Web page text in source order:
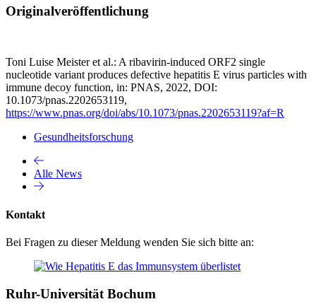
Originalveröffentlichung
Toni Luise Meister et al.: A ribavirin-induced ORF2 single
nucleotide variant produces defective hepatitis E virus particles with
immune decoy function, in: PNAS, 2022, DOI:
10.1073/pnas.2202653119,
https://www.pnas.org/doi/abs/10.1073/pnas.2202653119?af=R
Gesundheitsforschung
Alle News
Kontakt
Bei Fragen zu dieser Meldung wenden Sie sich bitte an:
Ruhr-Universität Bochum